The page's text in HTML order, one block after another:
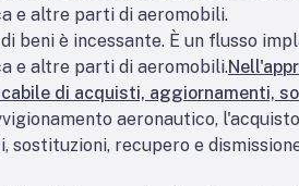
e altre parti di aeromobili.
beni è incessante. È un flusso
e altre parti di aeromobili.
di acquisti, aggiornamenti,
aeronautico,
recupero e